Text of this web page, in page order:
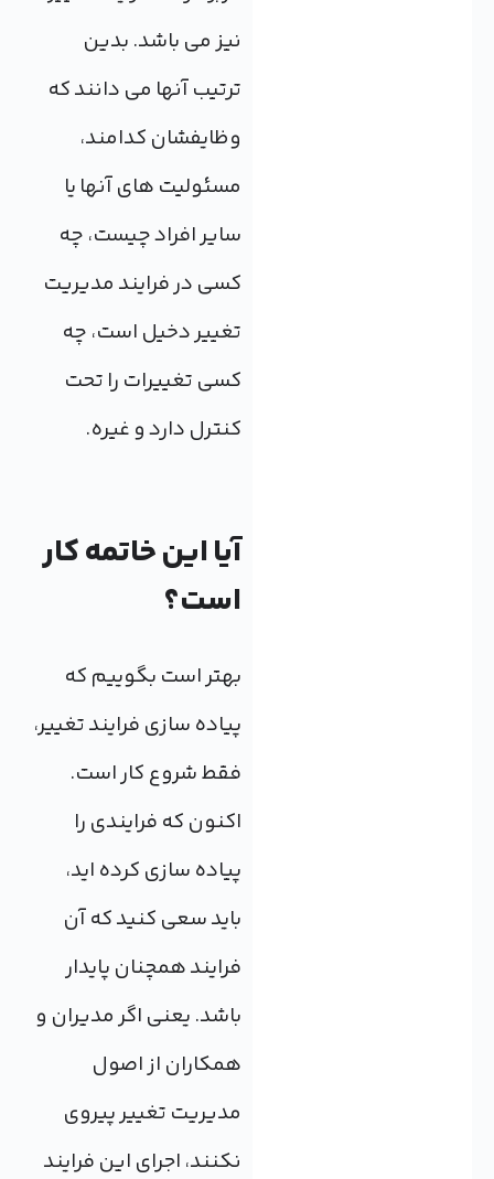
نیز می باشد. بدین
ترتیب آنها می دانند که
وظایفشان کدامند،
مسئولیت های آنها یا
سایر افراد چیست، چه
کسی در فرایند مدیریت
تغییر دخیل است، چه
کسی تغییرات را تحت
کنترل دارد و غیره.
آیا این خاتمه کار
است؟
بهتر است بگوییم که
پیاده سازی فرایند تغییر،
فقط شروع کار است.
اکنون که فرایندی را
پیاده سازی کرده اید،
باید سعی کنید که آن
فرایند همچنان پایدار
باشد. یعنی اگر مدیران و
همکاران از اصول
مدیریت تغییر پیروی
نکنند، اجرای این فرایند